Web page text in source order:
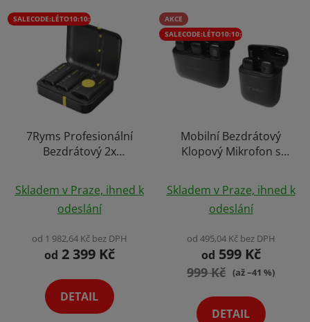
SALECODE:LÉTO10:10:%
7Ryms Profesionální
Bezdrátový 2x
Potlačením Hluku
Univerzální Využití Live
Stream Video Vlog
hodnocení
produktu
je
5,0
5
hvězdiček.
Skladem v Praze, ihned k
odeslání
od 1 982,64 Kč bez DPH
od 2 399 Kč
DETAIL
AKCE
SALECODE:LÉTO10:10:%
Mobilní Bezdrátový
Klopový Mikrofon s
Výběr Variant
hodnocení
produktu
je
4,0
z
hvězdiček.
Skladem v Praze, ihned k
odeslání
od 495,04 Kč bez DPH
od 599 Kč
999 Kč (až –41 %)
DETAIL